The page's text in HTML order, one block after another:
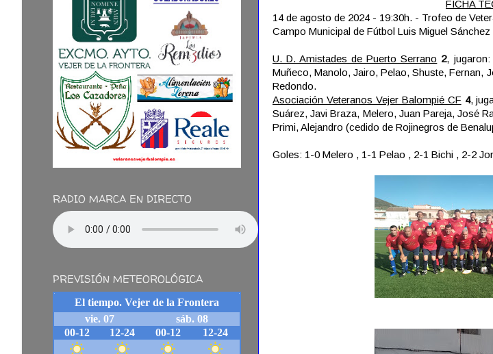
FICHA
14 de agosto de 2024 - 19:30h. - Trofeo de
Campo Municipal de Fútbol Luis Miguel
U. D. Amistades de Puerto Serrano 2, jugaron:
Muñeco, Manolo, Jairo, Pelao, Shuste, Fernan,
Redondo.
Asociación Veteranos Vejer Balompié CF 4,
Suárez, Javi Braza, Melero, Juan Pareja, José
Primi, Alejandro (cedido de Rojinegros de
Goles: 1-0 Melero , 1-1 Pelao , 2-1 Bichi , 2-2
RADIO MARCA EN DIRECTO
PREVISIÓN METEOROLÓGICA